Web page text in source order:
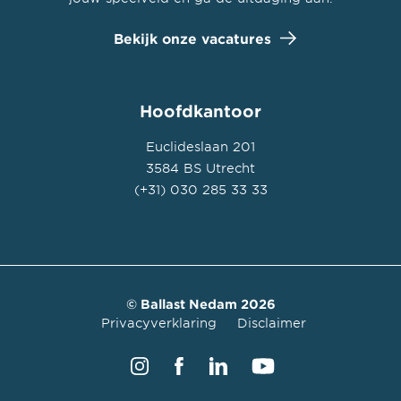
Bekijk onze vacatures
Hoofdkantoor
Euclideslaan 201
3584 BS Utrecht
(+31) 030 285 33 33
© Ballast Nedam 2026
Privacyverklaring
Disclaimer